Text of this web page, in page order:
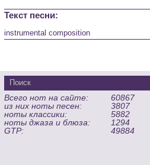
Текст песни:
instrumental composition
Всего нот на сайте:
60867
из них ноты песен:
3807
ноты классики:
5882
ноты джаза и блюза:
1294
GTP:
49884